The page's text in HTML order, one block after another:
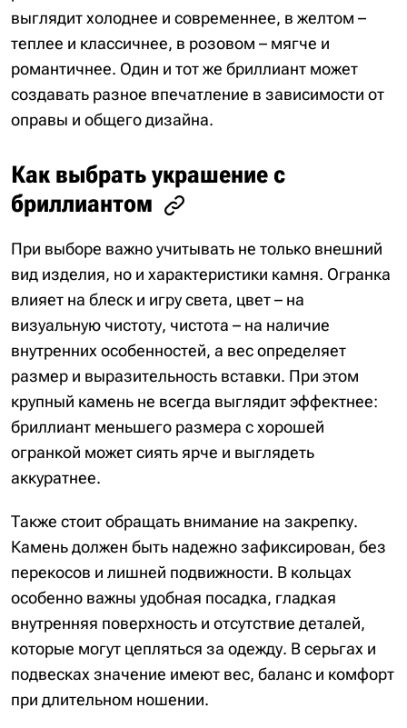
выглядит холоднее и современнее, в желтом –
теплее и классичнее, в розовом – мягче и
романтичнее. Один и тот же бриллиант может
создавать разное впечатление в зависимости от
оправы и общего дизайна.
Как выбрать украшение с
бриллиантом
При выборе важно учитывать не только внешний
вид изделия, но и характеристики камня. Огранка
влияет на блеск и игру света, цвет – на
визуальную чистоту, чистота – на наличие
внутренних особенностей, а вес определяет
размер и выразительность вставки. При этом
крупный камень не всегда выглядит эффектнее:
бриллиант меньшего размера с хорошей
огранкой может сиять ярче и выглядеть
аккуратнее.
Также стоит обращать внимание на закрепку.
Камень должен быть надежно зафиксирован, без
перекосов и лишней подвижности. В кольцах
особенно важны удобная посадка, гладкая
внутренняя поверхность и отсутствие деталей,
которые могут цепляться за одежду. В серьгах и
подвесках значение имеют вес, баланс и комфорт
при длительном ношении.